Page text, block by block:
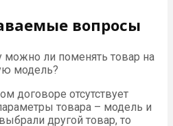
вопросы
можно ли поменять товар на
модель?
договоре отсутствует
товара – модель и
другой товар, то